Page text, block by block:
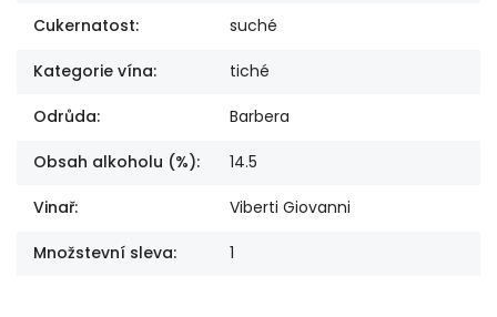
Cukernatost: suché
Kategorie vína: tiché
Odrůda: Barbera
Obsah alkoholu (%): 14.5
Vinař: Viberti Giovanni
Množstevní sleva: 1